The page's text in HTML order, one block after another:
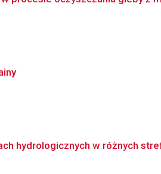
hydrologicznych w różnych